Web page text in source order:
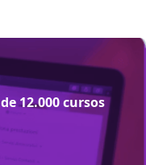
12.000 cursos